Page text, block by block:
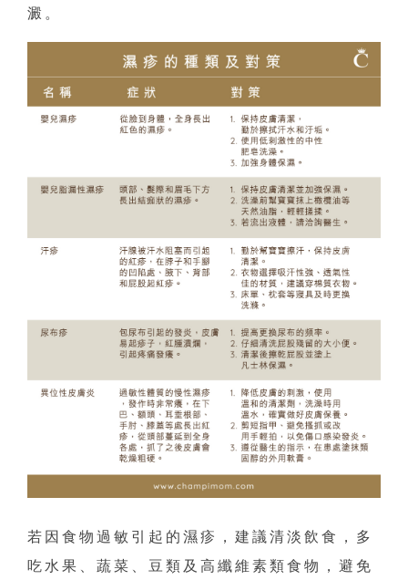
澱。
若因食物過敏引起的濕疹，建議清淡飲食，多
吃水果、蔬菜、豆類及高纖維素類食物，避免